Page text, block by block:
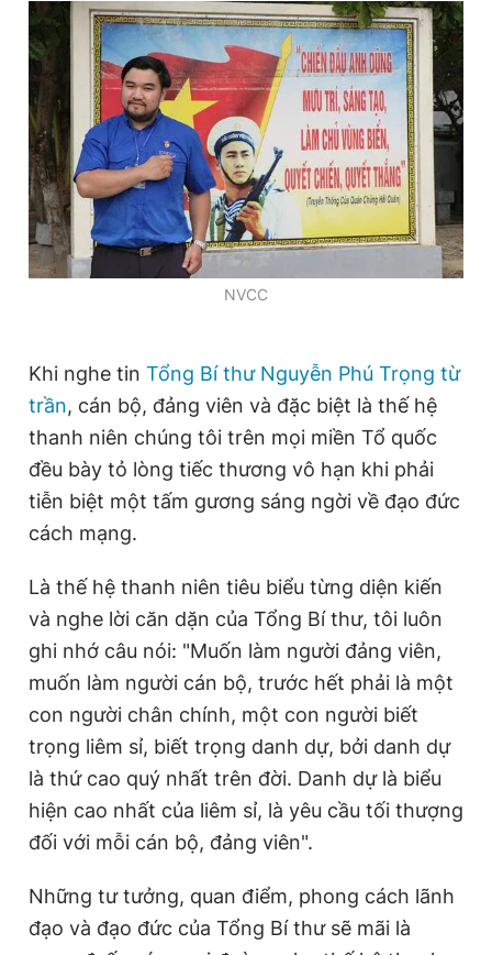
NVCC
Khi nghe tin Tổng Bí thư Nguyễn Phú Trọng từ
trần, cán bộ, đảng viên và đặc biệt là thế hệ
thanh niên chúng tôi trên mọi miền Tổ quốc
đều bày tỏ lòng tiếc thương vô hạn khi phải
tiễn biệt một tấm gương sáng ngời về đạo đức
cách mạng.
Là thế hệ thanh niên tiêu biểu từng diện kiến
và nghe lời căn dặn của Tổng Bí thư, tôi luôn
ghi nhớ câu nói: "Muốn làm người đảng viên,
muốn làm người cán bộ, trước hết phải là một
con người chân chính, một con người biết
trọng liêm sỉ, biết trọng danh dự, bởi danh dự
là thứ cao quý nhất trên đời. Danh dự là biểu
hiện cao nhất của liêm sỉ, là yêu cầu tối thượng
đối với mỗi cán bộ, đảng viên".
Những tư tưởng, quan điểm, phong cách lãnh
đạo và đạo đức của Tổng Bí thư sẽ mãi là